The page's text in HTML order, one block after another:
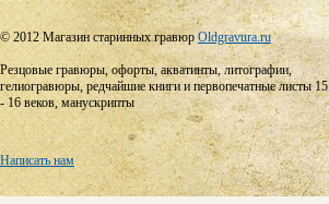
© 2012 Магазин старинных гравюрOldgravura.ru
Резцовые гравюры, офорты, акватинты, литографии,
гелиогравюры, редчайшие книги и первопечатные листы 15
- 16 веков, манускрипты
Написать нам